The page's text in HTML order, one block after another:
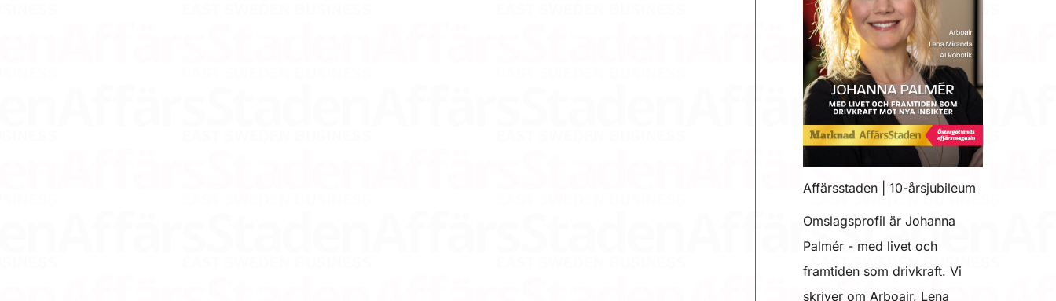
Affärsstaden | 10-årsjubileum
Omslagsprofil är Johanna
Palmér - med livet och
framtiden som drivkraft. Vi
skriver om Arboair, Lena